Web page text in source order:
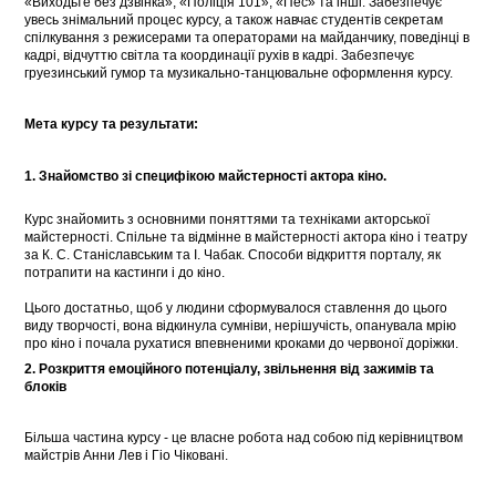
увесь знімальний процес курсу, а також навчає студентів секретам
спілкування з режисерами та операторами на майданчику, поведінці в
кадрі, відчуттю світла та координації рухів в кадрі. Забезпечує
груезинський гумор та музикально-танцювальне оформлення курсу.
Мета курсу та результати:
1. Знайомство зі специфікою майстерності актора кіно.
Курс знайомить з основними поняттями та техніками акторської
майстерності. Спільне та відмінне в майстерності актора кіно і театру
за К. С. Станіславським та І. Чабак. Способи відкриття порталу, як
потрапити на кастинги і до кіно.
Цього достатньо, щоб у людини сформувалося ставлення до цього
виду творчості, вона відкинула сумніви, нерішучість, опанувала мрію
про кіно і почала рухатися впевненими кроками до червоної доріжки.
2. Розкриття емоційного потенціалу, звільнення від зажимів та
блоків
Більша частина курсу - це власне робота над собою під керівництвом
майстрів Анни Лев і Гіо Чіковані.